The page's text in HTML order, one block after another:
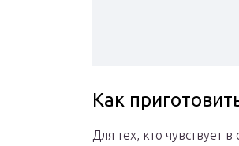
Как
Для тех, кто чувствует